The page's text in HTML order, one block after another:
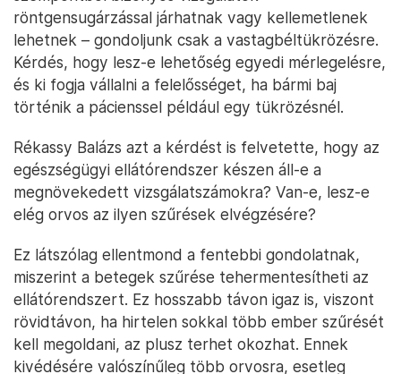
röntgensugárzással járhatnak vagy kellemetlenek
lehetnek – gondoljunk csak a vastagbéltükrözésre.
Kérdés, hogy lesz-e lehetőség egyedi mérlegelésre,
és ki fogja vállalni a felelősséget, ha bármi baj
történik a pácienssel például egy tükrözésnél.
Rékassy Balázs azt a kérdést is felvetette, hogy az
egészségügyi ellátórendszer készen áll-e a
megnövekedett vizsgálatszámokra? Van-e, lesz-e
elég orvos az ilyen szűrések elvégzésére?
Ez látszólag ellentmond a fentebbi gondolatnak,
miszerint a betegek szűrése tehermentesítheti az
ellátórendszert. Ez hosszabb távon igaz is, viszont
rövidtávon, ha hirtelen sokkal több ember szűrését
kell megoldani, az plusz terhet okozhat. Ennek
kivédésére valószínűleg több orvosra, esetleg